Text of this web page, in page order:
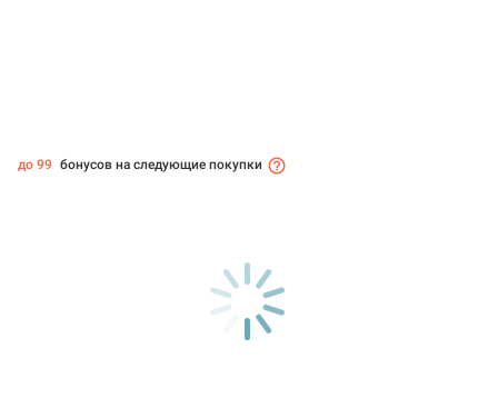
до 99 бонусов на следующие покупки